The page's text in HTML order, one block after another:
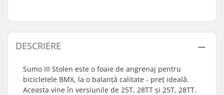
DESCRIERE
Sumo III Stolen este o foaie de angrenaj pentru
bicicletele BMX, la o balanță calitate - preț ideală.
Aceasta vine în versiunile de 25T, 28TT și 25T, 28TT.